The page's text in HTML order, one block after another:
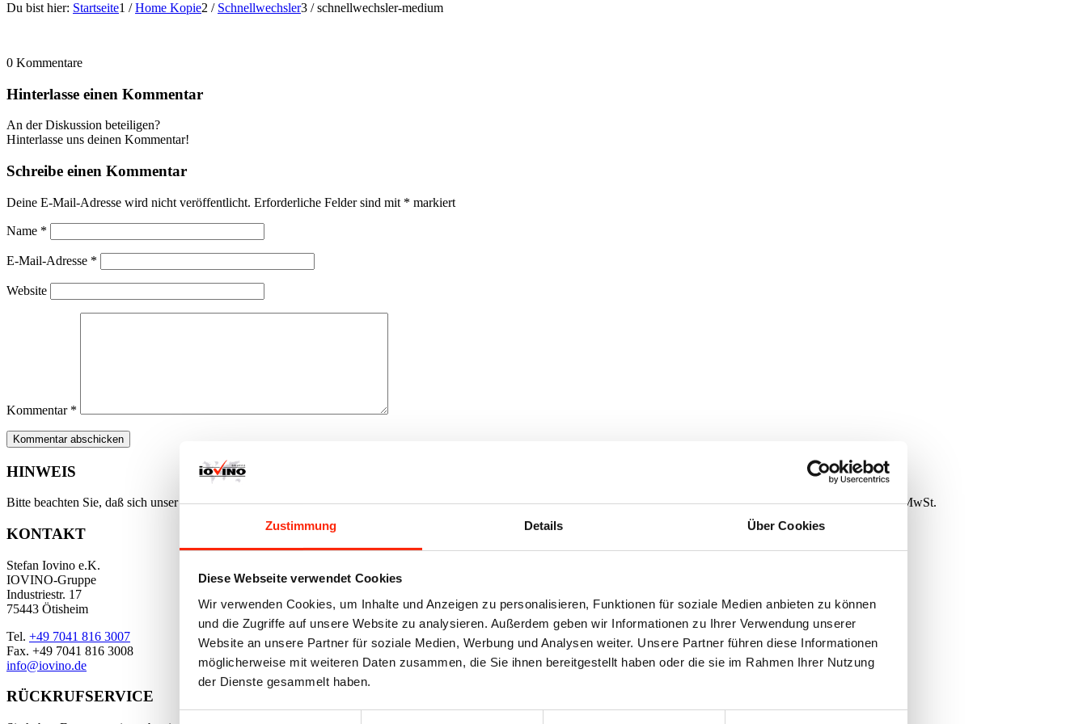
Zustimmung Details Über Cookies
Diese Webseite verwendet Cookies
Wir verwenden Cookies, um Inhalte und Anzeigen zu personalisieren, Funktionen für soziale Medien anbieten zu können
und die Zugriffe auf unsere Website zu analysieren. Außerdem geben wir Informationen zu Ihrer Verwendung unserer
Website an unsere Partner für soziale Medien, Werbung und Analysen weiter. Unsere Partner führen diese Informationen
möglicherweise mit weiteren Daten zusammen, die Sie ihnen bereitgestellt haben oder die sie im Rahmen Ihrer Nutzung
der Dienste gesammelt haben.
Du bist hier: Startseite1 / Home Kopie2 / Schnellwechsler3 / schnellwechsler-medium
0 Kommentare
Hinterlasse einen Kommentar
An der Diskussion beteiligen?
Hinterlasse uns deinen Kommentar!
Schreibe einen Kommentar
Deine E-Mail-Adresse wird nicht veröffentlicht. Erforderliche Felder sind mit * markiert
Name *
E-Mail-Adresse *
Website
Kommentar *
HINWEIS
Bitte beachten Sie, daß sich unser Online-Angebot ausschließlich an gewerbliche Kunden gem. § 14 BGB oder Behörden richtet. Alle im Shop verzeichneten Preise zzgl. 19% MwSt.
KONTAKT
Stefan Iovino e.K.
IOVINO-Gruppe
Industriestr. 17
75443 Ötisheim
Tel. +49 7041 816 3007
Fax. +49 7041 816 3008
info@iovino.de
RÜCKRUFSERVICE